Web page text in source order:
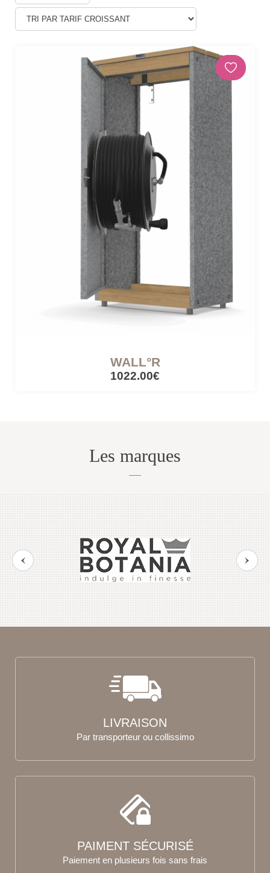
Douches
DÉCORATIONS ET STATUES
Statues personnages
PARASOLS & OMBRAGE
Parasols déportés
Parasols droits
Accessoires et pieds
CÔTÉ LUMIÈRE
Lampes filairesWALL°R
1022.00€
Les marques
LIVRAISON
Par transporteur ou collissimo
PAIMENT SÉCURISÉ
Paiement en plusieurs fois sans frais